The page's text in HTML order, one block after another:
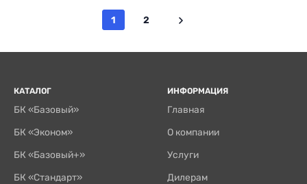
1 2
КАТАЛОГ
БК «Базовый»
БК «Эконом»
БК «Базовый+»
БК «Стандарт»
ИНФОРМАЦИЯ
Главная
О компании
Услуги
Дилерам